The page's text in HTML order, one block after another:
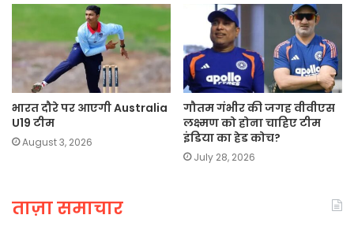
भारत दौरे पर आएगी Australia
U19 टीम
August 3, 2026
गौतम गंभीर की जगह वीवीएस
लक्ष्मण को होना चाहिए टीम
इंडिया का हेड कोच?
July 28, 2026
ताज़ा समाचार